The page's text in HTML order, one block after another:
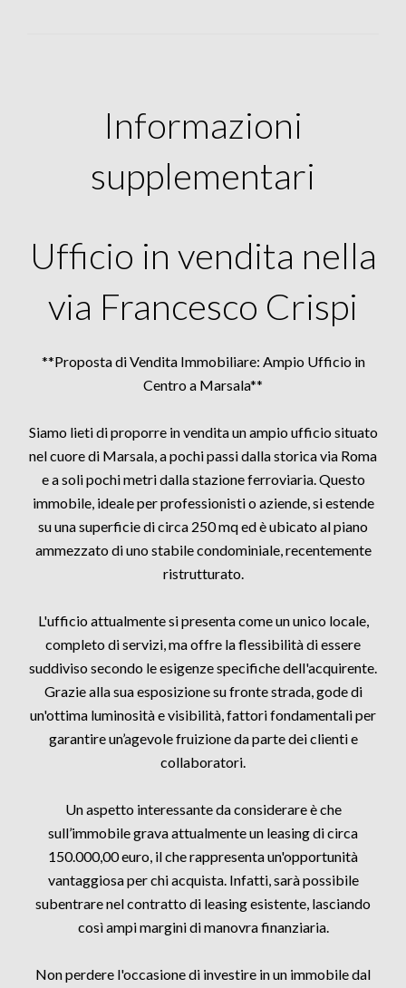
Informazioni
supplementari
Ufficio in vendita nella
via Francesco Crispi
**Proposta di Vendita Immobiliare: Ampio Ufficio in
Centro a Marsala**
Siamo lieti di proporre in vendita un ampio ufficio situato
nel cuore di Marsala, a pochi passi dalla storica via Roma
e a soli pochi metri dalla stazione ferroviaria. Questo
immobile, ideale per professionisti o aziende, si estende
su una superficie di circa 250 mq ed è ubicato al piano
ammezzato di uno stabile condominiale, recentemente
ristrutturato.
L'ufficio attualmente si presenta come un unico locale,
completo di servizi, ma offre la flessibilità di essere
suddiviso secondo le esigenze specifiche dell'acquirente.
Grazie alla sua esposizione su fronte strada, gode di
un'ottima luminosità e visibilità, fattori fondamentali per
garantire un’agevole fruizione da parte dei clienti e
collaboratori.
Un aspetto interessante da considerare è che
sull’immobile grava attualmente un leasing di circa
150.000,00 euro, il che rappresenta un'opportunità
vantaggiosa per chi acquista. Infatti, sarà possibile
subentrare nel contratto di leasing esistente, lasciando
così ampi margini di manovra finanziaria.
Non perdere l'occasione di investire in un immobile dal